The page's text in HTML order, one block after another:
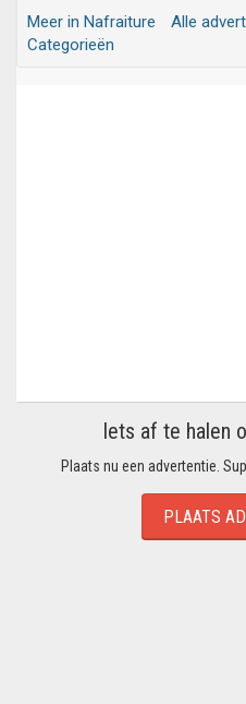
Meer in Nafraiture Alle
Categorieën
Iets af te halen
Plaats nu een advertentie.
PLAATS